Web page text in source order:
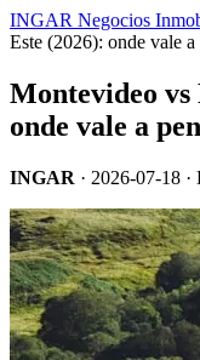
INGAR Negocios
Este (2026): onde vale a
Montevideo vs
onde vale a
INGAR · 2026-07-18 ·